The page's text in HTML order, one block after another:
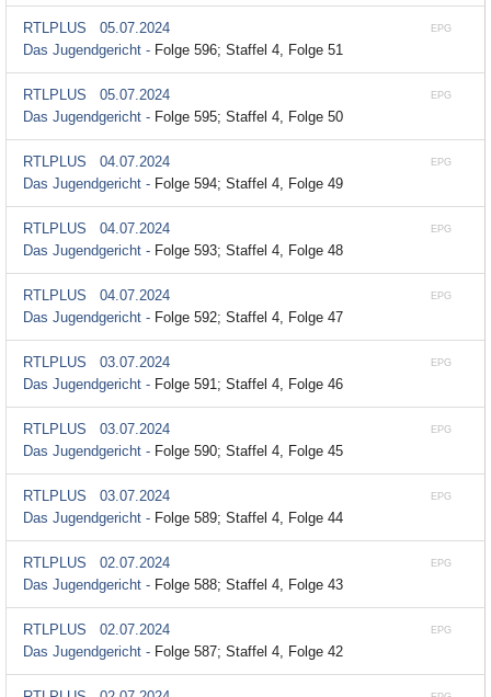
EPG
RTLPLUS
05.07.2024
Das Jugendgericht - Folge 596; Staffel 4, Folge 51
EPG
RTLPLUS
05.07.2024
Das Jugendgericht - Folge 595; Staffel 4, Folge 50
EPG
RTLPLUS
04.07.2024
Das Jugendgericht - Folge 594; Staffel 4, Folge 49
EPG
RTLPLUS
04.07.2024
Das Jugendgericht - Folge 593; Staffel 4, Folge 48
EPG
RTLPLUS
04.07.2024
Das Jugendgericht - Folge 592; Staffel 4, Folge 47
EPG
RTLPLUS
03.07.2024
Das Jugendgericht - Folge 591; Staffel 4, Folge 46
EPG
RTLPLUS
03.07.2024
Das Jugendgericht - Folge 590; Staffel 4, Folge 45
EPG
RTLPLUS
03.07.2024
Das Jugendgericht - Folge 589; Staffel 4, Folge 44
EPG
RTLPLUS
02.07.2024
Das Jugendgericht - Folge 588; Staffel 4, Folge 43
EPG
RTLPLUS
02.07.2024
Das Jugendgericht - Folge 587; Staffel 4, Folge 42